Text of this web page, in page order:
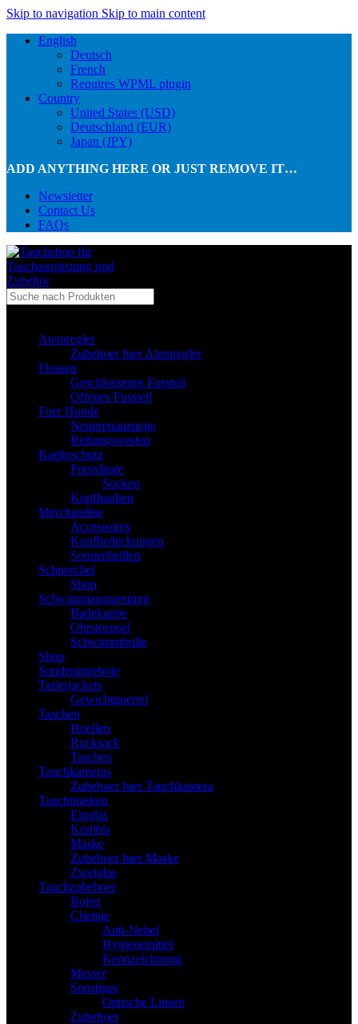
Skip to navigation Skip to main content
English
Deutsch
French
Requires WPML plugin
Country
United States (USD)
Deutschland (EUR)
Japan (JPY)
ADD ANYTHING HERE OR JUST REMOVE IT…
Newsletter
Contact Us
FAQs
Atemregler
Zubehoer fuer Atemregler
Flossen
Geschlossenes Fussteil
Offenes Fussteil
Fuer Hunde
Neoprenanzuege
Rettungswesten
Kaelteschutz
Fuesslinge
Socken
Kopfhauben
Merchandise
Accessoires
Kopfbedeckungen
Sonnenbrillen
Schnorchel
Shop
Schwimmausruestung
Badekappe
Ohrstoepsel
Schwimmbrille
Shop
Sonderangebote
Tarierjackets
Gewichtguertel
Taschen
Huellen
Rucksack
Taschen
Tauchkameras
Zubehoer fuer Tauchkamera
Tauchmasken
Einglas
Kombis
Maske
Zubehoer fuer Maske
Zweiglas
Tauchzubehoer
Bojen
Chemie
Anti-Nebel
Hygienemittel
Kennzeichnung
Messer
Sonstiges
Optische Linsen
Zubehoer